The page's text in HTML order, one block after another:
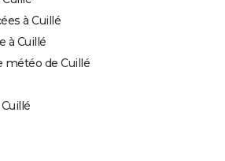
à Cuillé
à Cuillé
météo de Cuillé